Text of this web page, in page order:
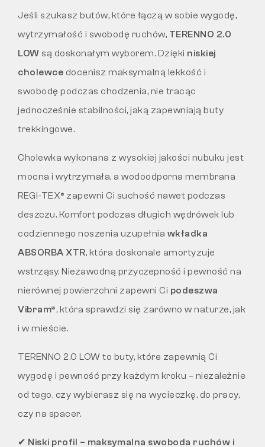
Jeśli szukasz butów, które łączą w sobie wygodę,
wytrzymałość i swobodę ruchów, TERENNO 2.0
LOW są doskonałym wyborem. Dzięki niskiej
cholewce docenisz maksymalną lekkość i
swobodę podczas chodzenia, nie tracąc
jednocześnie stabilności, jaką zapewniają buty
trekkingowe.
Cholewka wykonana z wysokiej jakości nubuku jest
mocna i wytrzymała, a wodoodporna membrana
REGI-TEX® zapewni Ci suchość nawet podczas
deszczu. Komfort podczas długich wędrówek lub
codziennego noszenia uzupełnia wkładka
ABSORBA XTR, która doskonale amortyzuje
wstrząsy. Niezawodną przyczepność i pewność na
nierównej powierzchni zapewni Ci podeszwa
Vibram®, która sprawdzi się zarówno w naturze, jak
i w mieście.
TERENNO 2.0 LOW to buty, które zapewnią Ci
wygodę i pewność przy każdym kroku – niezależnie
od tego, czy wybierasz się na wycieczkę, do pracy,
czy na spacer.
✔ Niski profil – maksymalna swoboda ruchów i